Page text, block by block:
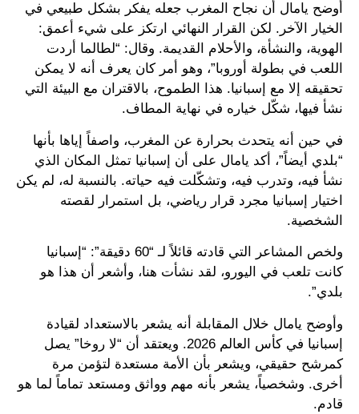
أوضح يامال أن نجاح المغرب جعله يفكر بشكل طبيعي في
الخيار الآخر. لكن القرار النهائي ارتكز على شيء أعمق:
الهوية، والنشأة، والأحلام القديمة. وقال: “لطالما أردت
اللعب في بطولة أوروبا”، وهو أمر كان يعرف أنه لا يمكن
تحقيقه إلا مع إسبانيا. هذا الطموح، بالاقتران مع البيئة التي
نشأ فيها، شكّل خياره في نهاية المطاف.
في حين أنه يتحدث بحرارة عن المغرب، واصفاً إياها بأنها
“بلدي أيضاً”، أكد يامال على أن إسبانيا تمثل المكان الذي
نشأ فيه، وتدرب فيه، وتشكّلت فيه حياته. بالنسبة له، لم يكن
اختيار إسبانيا مجرد قرار رياضي، بل استمرار لقصته
الشخصية.
ولخص المشاعر التي قادته قائلاً لـ “60 دقيقة”: “إسبانيا
كانت تلعب في اليورو، لقد نشأت هنا، وأشعر أن هذا هو
بلدي”.
وأوضح يامال خلال المقابلة أنه يشعر بالاستعداد لقيادة
إسبانيا في كأس العالم 2026. ويعتقد أن “لا روخا” يصل
كمرشح حقيقي، ويشعر بأن الأمة مستعدة لتؤمن مرة
أخرى. وشخصياً، يشعر بأنه مهم وواثق ومستعد تماماً لما هو
قادم.